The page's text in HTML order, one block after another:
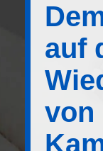
auf
von